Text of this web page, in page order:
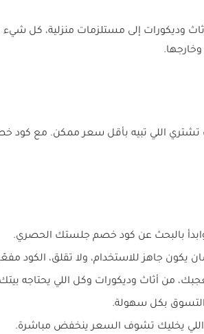
وديكورات إلى مستلزمات منزلية، كل
بالبحث عن كود خصم جلستك الحصري.
جاهز للاستخدام، ولا تقلق، الكود
من أثاث وديكورات وكل اللي يحتاجه
التسوق بكل سهولة.
اللي يخليك تشوف السعر ينخفض مباشرة.